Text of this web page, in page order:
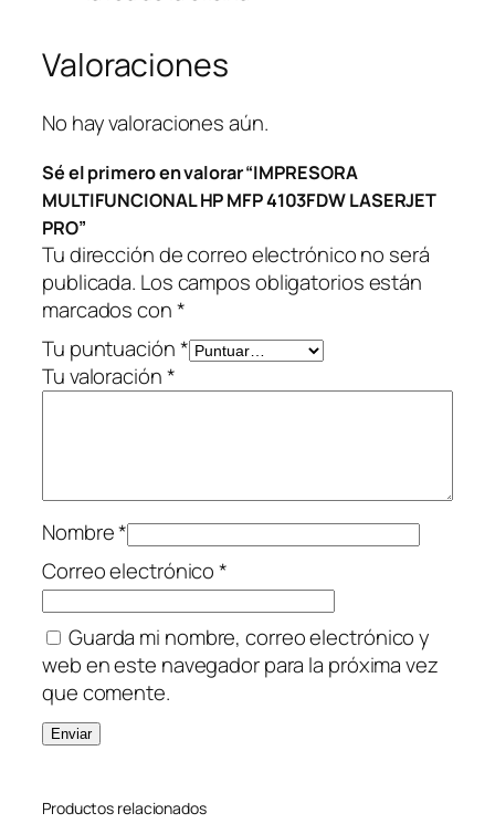
P
1
3
F
D
W
L
A
S
E
R
P
R
O
c
a
n
t
i
d
a
Valoraciones
No hay valoraciones aún.
Sé el primero en valorar “IMPRESORA
MULTIFUNCIONAL HP MFP 4103FDW LASERJET
PRO”
Tu dirección de correo electrónico no será
publicada. Los campos obligatorios están
marcados con*
Tu puntuación*
Tu valoración*
Nombre*
Correo electrónico*
Guarda mi nombre, correo electrónico y
web en este navegador para la próxima vez
que comente.
Productos relacionados